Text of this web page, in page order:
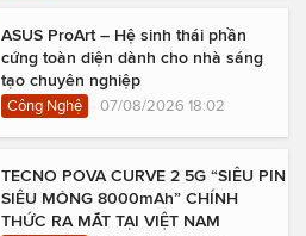
ASUS ProArt – Hệ sinh thái phần
cứng toàn diện dành cho nhà sáng
tạo chuyên nghiệp
Công Nghệ 07/08/2026 18:02
TECNO POVA CURVE 2 5G “SIÊU PIN
SIÊU MỎNG 8000mAh” CHÍNH
THỨC RA MẮT TẠI VIỆT NAM